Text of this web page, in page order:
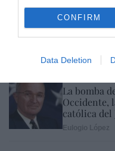
CONFIRM
Data Deletion
ECONOMÍA
Seamos
banco
La bomba
Occidente,
católica del